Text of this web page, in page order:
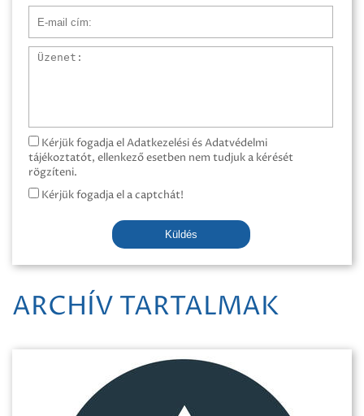
Üzenet
Kérjük fogadja el Adatkezelési és Adatvédelmi
tájékoztatót, ellenkező esetben nem tudjuk a kérését
rögzíteni.
Kérjük fogadja el a captchát!
Küldés
ARCHÍV TARTALMAK